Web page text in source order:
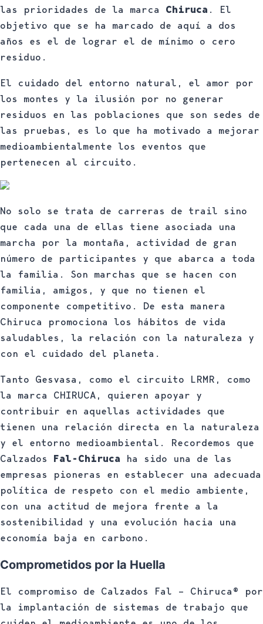
las prioridades de la marca Chiruca . El
objetivo que se ha marcado de aquí a dos
años es el de lograr el de mínimo o cero
residuo.
El cuidado del entorno natural, el amor por
los montes y la ilusión por no generar
residuos en las poblaciones que son sedes de
las pruebas, es lo que ha motivado a mejorar
medioambientalmente los eventos que
pertenecen al circuito.
No solo se trata de carreras de trail sino
que cada una de ellas tiene asociada una
marcha por la montaña, actividad de gran
número de participantes y que abarca a toda
la familia. Son marchas que se hacen con
familia, amigos, y que no tienen el
componente competitivo. De esta manera
Chiruca promociona los hábitos de vida
saludables, la relación con la naturaleza y
con el cuidado del planeta.
Tanto Gesvasa, como el circuito LRMR, como
la marca CHIRUCA, quieren apoyar y
contribuir en aquellas actividades que
tienen una relación directa en la naturaleza
y el entorno medioambiental. Recordemos que
Calzados Fal-Chiruca ha sido una de las
empresas pioneras en establecer una adecuada
política de respeto con el medio ambiente,
con una actitud de mejora frente a la
sostenibilidad y una evolución hacia una
economía baja en carbono.
Comprometidos por la Huella
El compromiso de Calzados Fal – Chiruca® por
la implantación de sistemas de trabajo que